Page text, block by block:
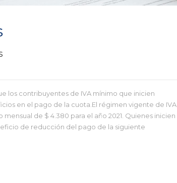
los contribuyentes de IVA mínimo que inicien
en el pago de la cuota.El régimen vigente de IVA
de $ 4.380 para el año 2021. Quienes inicien
de reducción del pago de la siguiente